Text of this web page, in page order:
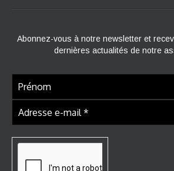
Abonnez-vous à notre newsletter et
dernières actualités de notre